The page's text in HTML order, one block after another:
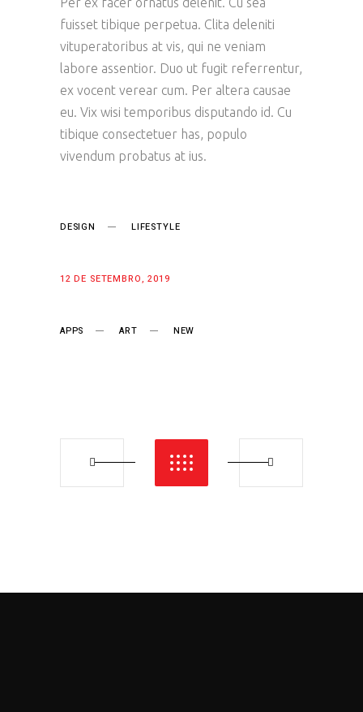
fuisset tibique perpetua. Clita deleniti
vituperatoribus at vis, qui ne veniam
labore assentior. Duo ut fugit referrentur,
ex vocent verear cum. Per altera causae
eu. Vix wisi temporibus disputando id. Cu
tibique consectetuer has, populo
vivendum probatus at ius.
DESIGN LIFESTYLE
12 DE SETEMBRO, 2019
APPS ART NEW